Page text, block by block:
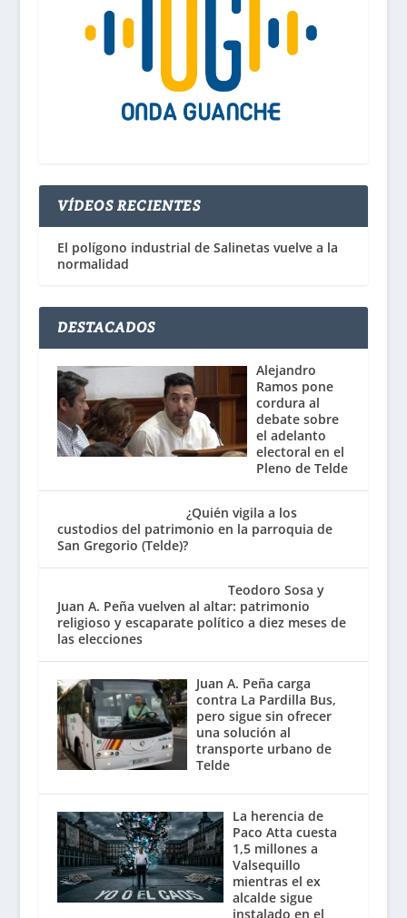
VÍDEOS RECIENTES
El polígono industrial de Salinetas vuelve a la
normalidad
DESTACADOS
Alejandro
Ramos pone
cordura al
debate sobre
el adelanto
electoral en el
Pleno de Telde
¿Quién vigila a los
custodios del patrimonio en la parroquia de
San Gregorio (Telde)?
Teodoro Sosa y
Juan A. Peña vuelven al altar: patrimonio
religioso y escaparate político a diez meses de
las elecciones
Juan A. Peña carga
contra La Pardilla Bus,
pero sigue sin ofrecer
una solución al
transporte urbano de
Telde
La herencia de
Paco Atta cuesta
1,5 millones a
Valsequillo
mientras el ex
alcalde sigue
instalado en el